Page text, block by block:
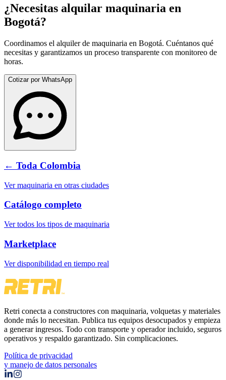
¿Necesitas alquilar maquinaria en
Bogotá?
Coordinamos el alquiler de maquinaria en Bogotá. Cuéntanos qué
necesitas y garantizamos un proceso transparente con monitoreo de
horas.
Cotizar por WhatsApp
← Toda Colombia
Ver maquinaria en otras ciudades
Catálogo completo
Ver todos los tipos de maquinaria
Marketplace
Ver disponibilidad en tiempo real
Retri conecta a constructores con maquinaria, volquetas y materiales
donde más lo necesitan. Publica tus equipos desocupados y empieza
a generar ingresos. Todo con transporte y operador incluido, seguros
operativos y respaldo garantizado. Sin complicaciones.
Política de privacidad
y manejo de datos personales